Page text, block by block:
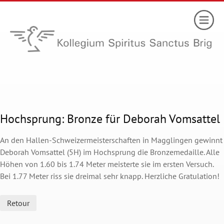
Hochsprung: Bronze für Deborah Vomsattel
An den Hallen-Schweizermeisterschaften in Magglingen gewinnt
Deborah Vomsattel (5H) im Hochsprung die Bronzemedaille. Alle
Höhen von 1.60 bis 1.74 Meter meisterte sie im ersten Versuch.
Bei 1.77 Meter riss sie dreimal sehr knapp. Herzliche Gratulation!
Retour